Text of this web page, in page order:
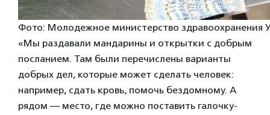
Фото: Молодежное министерство здравоохранения
«Мы раздавали мандарины и открытки с добрым
посланием. Там были перечислены варианты
добрых дел, которые может сделать человек:
например, сдать кровь, помочь бездомному. А
рядом — место, где можно поставить галочку-